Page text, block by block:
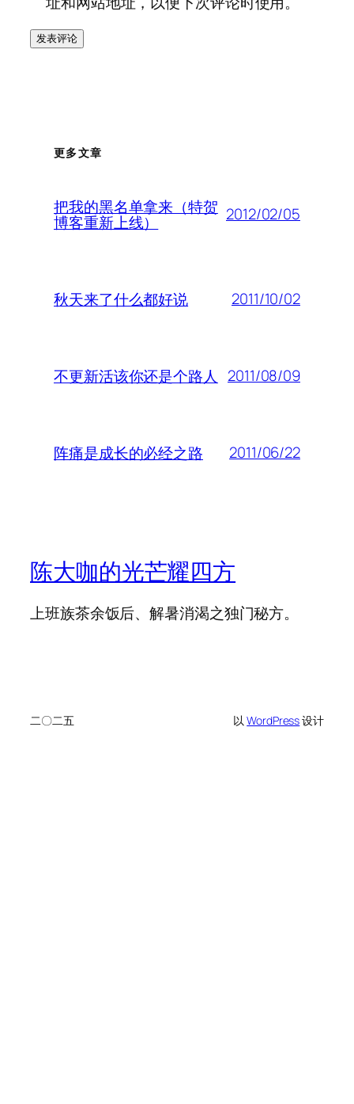
更多文章
把我的黑名单拿来（特贺
博客重新上线） 2012/02/05
秋天来了什么都好说 2011/10/02
不更新活该你还是个路人 2011/08/09
阵痛是成长的必经之路 2011/06/22
陈大咖的光芒耀四方
上班族茶余饭后、解暑消渴之独门秘方。
二〇二五 以WordPress设计